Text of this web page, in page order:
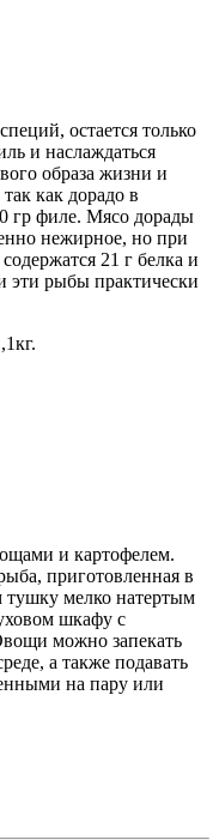
остается только
и наслаждаться
образа жизни и
как дорадо в
гр филе. Мясо дорады
нежирное, но при
21 г белка и
эти рыбы практически
и картофелем.
приготовленная в
тушку мелко натертым
шкафу с
можно запекать
а также подавать
на пару или